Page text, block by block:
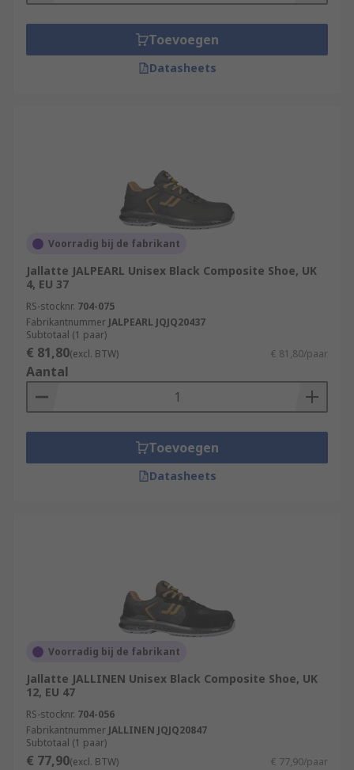
Toevoegen
Datasheets
Voorradig bij de fabrikant
Jallatte JALPEARL Unisex Black Composite Shoe, UK
4, EU 37
RS-stocknr. 704-075
Fabrikantnummer JALPEARL JQJQ20437
Subtotaal (1 paar)
€ 81,80(excl. BTW) € 81,80/paar
Aantal
Toevoegen
Datasheets
Voorradig bij de fabrikant
Jallatte JALLINEN Unisex Black Composite Shoe, UK
12, EU 47
RS-stocknr. 704-056
Fabrikantnummer JALLINEN JQJQ20847
Subtotaal (1 paar)
€ 77,90(excl. BTW) € 77,90/paar